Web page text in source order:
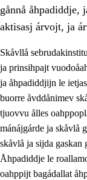
3. Prinsihpa
3.1
gånnå åhpadiddje,
aktisasj árvojt, ja
Skåvllå
ja prinsihpajt
ja åhpadiddjijn le
buorre åvddånimev
tjuovvu ålles
mánájgárde ja skåvlå
skåvlå ja sijda gaskan
Åhpadiddje le
oahppijt bagádallat